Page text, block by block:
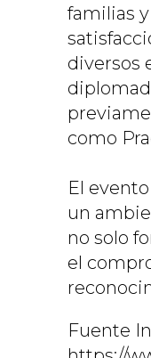
familias
diversos
como
El
un
no solo
el
Fuente